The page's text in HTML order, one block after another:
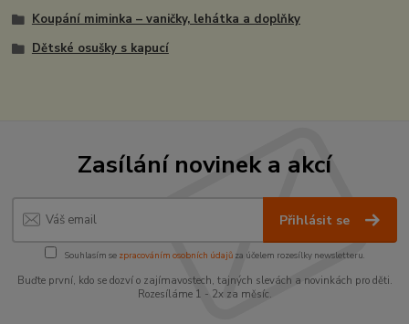
Koupání miminka – vaničky, lehátka a doplňky
Dětské osušky s kapucí
Zasílání novinek a akcí
Přihlásit se
Souhlasím se zpracováním osobních údajůza účelem rozesílky newsletteru.
Buďte první, kdo se dozví o zajímavostech, tajných slevách a novinkách pro děti.
Rozesíláme 1 - 2x za měsíc.